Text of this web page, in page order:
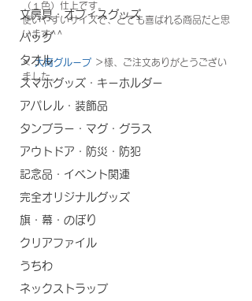
文房具・オフィスグッズ
バッグ
タオル
スマホグッズ・キーホルダー
アパレル・装飾品
タンブラー・マグ・グラス
アウトドア・防災・防犯
記念品・イベント関連
完全オリジナルグッズ
旗・幕・のぼり
クリアファイル
うちわ
ネックストラップ
（１色）仕上です。
使いやすいサイズで、とても喜ばれる商品だと思
います^^
＜ 大育グループ ＞様、ご注文ありがとうござい
ました。